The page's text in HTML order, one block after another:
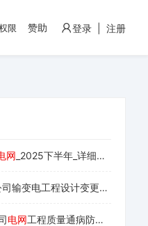
限 赞助 登录 | 注册
网 _2025下半年_详细价格数据
电工程设计变更与现场签证管理办法
电网工程质量通病防治手册 第三册：输电线路工程